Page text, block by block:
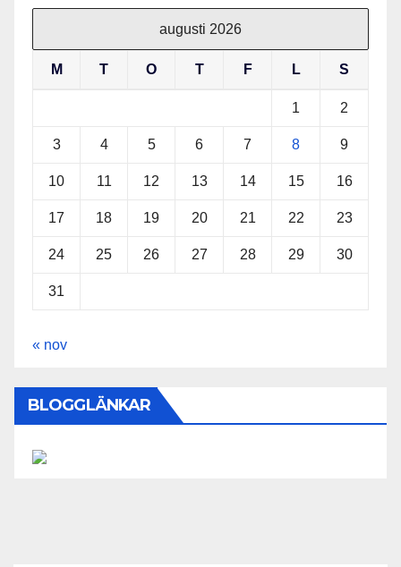
augusti 2026
M T O T F L S
1 2
3 4 5 6 7 8 9
10 11 12 13 14 15 16
17 18 19 20 21 22 23
24 25 26 27 28 29 30
31
« nov
BLOGGLÄNKAR